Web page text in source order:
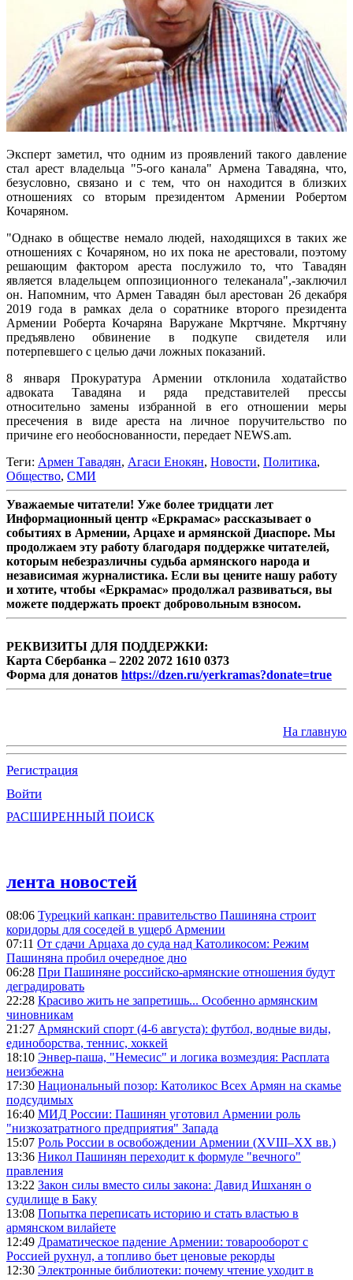
Эксперт заметил, что одним из проявлений такого давление
стал арест владельца "5-ого канала" Армена Тавадяна, что,
безусловно, связано и с тем, что он находится в близких
отношениях со вторым президентом Армении Робертом
Кочаряном.
"Однако в обществе немало людей, находящихся в таких же
отношениях с Кочаряном, но их пока не арестовали, поэтому
решающим фактором ареста послужило то, что Тавадян
является владельцем оппозиционного телеканала",-заключил
он. Напомним, что Армен Тавадян был арестован 26 декабря
2019 года в рамках дела о соратнике второго президента
Армении Роберта Кочаряна Варужане Мкртчяне. Мкртчяну
предъявлено обвинение в подкупе свидетеля или
потерпевшего с целью дачи ложных показаний.
8 января Прокуратура Армении отклонила ходатайство
адвоката Тавадяна и ряда представителей прессы
относительно замены избранной в его отношении меры
пресечения в виде ареста на личное поручительство по
причине его необоснованности, передает NEWS.am.
Теги: Армен Тавадян, Агаси Енокян, Новости, Политика,
Общество, СМИ
Уважаемые читатели! Уже более тридцати лет
Информационный центр «Еркрамас» рассказывает о
событиях в Армении, Арцахе и армянской Диаспоре. Мы
продолжаем эту работу благодаря поддержке читателей,
которым небезразличны судьба армянского народа и
независимая журналистика. Если вы цените нашу работу
и хотите, чтобы «Еркрамас» продолжал развиваться, вы
можете поддержать проект добровольным взносом.
РЕКВИЗИТЫ ДЛЯ ПОДДЕРЖКИ:
Карта Сбербанка – 2202 2072 1610 0373
Форма для донатов https://dzen.ru/yerkramas?donate=true
На главную
Регистрация
Войти
РАСШИРЕННЫЙ ПОИСК
лента новостей
08:06 Турецкий капкан: правительство Пашиняна строит
коридоры для соседей в ущерб Армении
07:11 От сдачи Арцаха до суда над Католикосом: Режим
Пашиняна пробил очередное дно
06:28 При Пашиняне российско-армянские отношения будут
деградировать
22:28 Красиво жить не запретишь... Особенно армянским
чиновникам
21:27 Армянский спорт (4-6 августа): футбол, водные виды,
единоборства, теннис, хоккей
18:10 Энвер-паша, "Немесис" и логика возмездия: Расплата
неизбежна
17:30 Национальный позор: Католикос Всех Армян на скамье
подсудимых
16:40 МИД России: Пашинян уготовил Армении роль
"низкозатратного предприятия" Запада
15:07 Роль России в освобождении Армении (XVIII–XX вв.)
13:36 Никол Пашинян переходит к формуле "вечного"
правления
13:22 Закон силы вместо силы закона: Давид Ишханян о
судилище в Баку
13:08 Попытка переписать историю и стать властью в
армянском вилайете
12:49 Драматическое падение Армении: товарооборот с
Россией рухнул, а топливо бьет ценовые рекорды
12:30 Электронные библиотеки: почему чтение уходит в